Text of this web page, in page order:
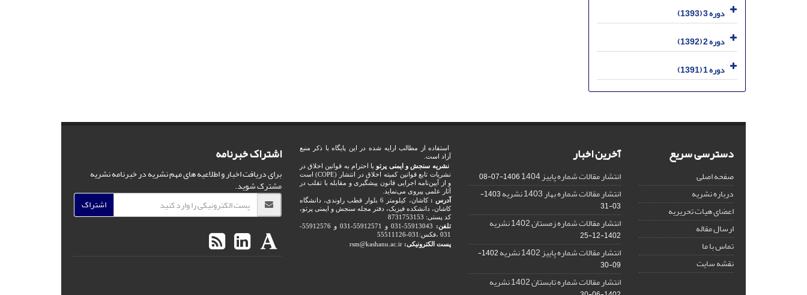
دوره 3 (1393)
دوره 2 (1392)
دوره 1 (1391)
دسترسی سریع
صفحه اصلی
درباره نشریه
اعضای هیات تحریریه
ارسال مقاله
تماس با ما
نقشه سایت
آخرین اخبار
انتشار مقالات شماره پاییز 1404 1406-07-08
انتشار مقالات شماره بهار 1403 نشریه
1403-
03-31
انتشار مقالات شماره زمستان 1402 نشریه
1402-12-25
انتشار مقالات شماره پاییز 1402 نشریه
1402-
09-30
انتشار مقالات شماره تابستان 1402 نشریه
استفاده از مطالب ارایه شده در این پایگاه با ذکر منبع
آزاد است.
نشریه سنجش و ایمنی پرتو با احترام به قوانین اخلاق در
نشریات تابع قوانین کمیته اخلاق در انتشار (COPE) است
و از آیین‌نامه اجرایی قانون پیشگیری و مقابله با تقلب در
آثار علمی پیروی می‌نماید.
آدرس :
کاشان، کیلومتر 6 بلوار قطب راوندی، دانشگاه
کاشان، دانشکده فیزیک، دفتر مجله سنجش و ایمنی پرتو،
کد پستی: 8731753153
تلفن:
55913043-031 و 55912571-031 و 55912576-
031 ،فکس:031-55511126
پست الکترونیکی: rsm@kashanu.ac.ir
اشتراک خبرنامه
برای دریافت اخبار و اطلاعیه های مهم نشریه در خبرنامه نشریه
مشترک شوید.
اشتراک